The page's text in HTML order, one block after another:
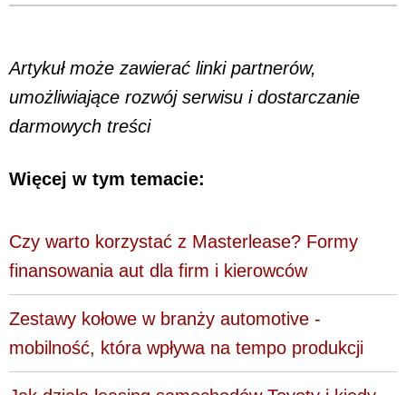
Artykuł może zawierać linki partnerów,
umożliwiające rozwój serwisu i dostarczanie
darmowych treści
Więcej w tym temacie:
Czy warto korzystać z Masterlease? Formy
finansowania aut dla firm i kierowców
Zestawy kołowe w branży automotive -
mobilność, która wpływa na tempo produkcji